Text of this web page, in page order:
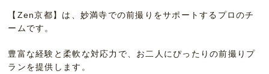
【Zen京都】は、妙満寺での前撮りをサポートするプロのチ
ームです。
豊富な経験と柔軟な対応力で、お二人にぴったりの前撮りプ
ランを提供します。